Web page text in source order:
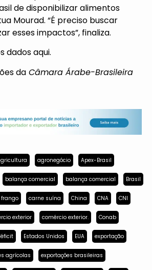
de disponibilizar alimentos
Mourad. “É preciso buscar
esses impactos”, finaliza.
dadosaqui.
da Câmara Árabe-Brasileira
agronegócio Apex-Brasil
balança comercial balança comercial Brasil
carne suína China CNA CNI
exterior comércio exterior. Conab
Estados Unidos EUA exportação
agrícolas exportações brasileiras